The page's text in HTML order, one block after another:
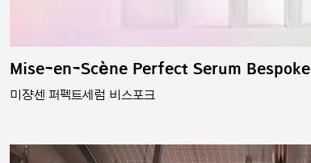
Mise-en-Scène Perfect Serum Bespoke
미쟝센 퍼펙트세럼 비스포크